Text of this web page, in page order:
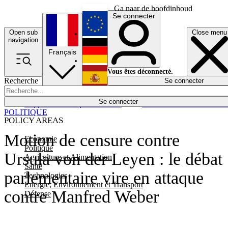
Ga naar de hoofdinhoud
Open sub
navigation
Close menu
Recherche
Se connecter
POLICY AREAS
Economie
Politique
Agriculture et Alimentation
Santé
Technologies
Energie, Environnement et Transport
Défense
Économie
Français
English
Deutsch
Español
Se connecter
Vous êtes déconnecté.
Se connecter
Motion de censure contre
Ursula von der Leyen : le débat
parlementaire vire en attaque
contre Manfred Weber
POLITIQUE